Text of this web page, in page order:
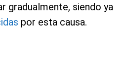
gradualmente, siendo ya
por esta causa.